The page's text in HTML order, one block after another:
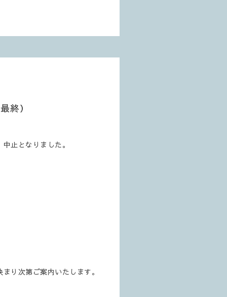
終）
止となりました。
り次第ご案内いたします。